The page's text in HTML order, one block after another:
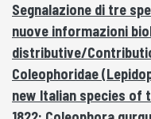
Segnalazione di tre
nuove informazioni
distributive/
Coleophoridae
new Italian species of